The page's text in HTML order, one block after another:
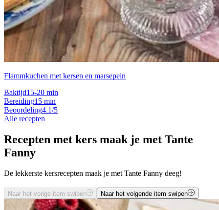
Flammkuchen met kersen en marsepein
Baktijd15-20 min
Bereiding15 min
Beoordeling4.1/5
Alle recepten
Recepten met kers maak je met Tante
Fanny
De lekkerste kersrecepten maak je met Tante Fanny deeg!
Naar het vorige item swipen Naar het volgende item swipen